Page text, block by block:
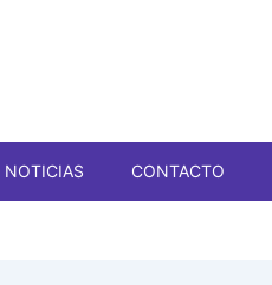
NOTICIAS CONTACTO